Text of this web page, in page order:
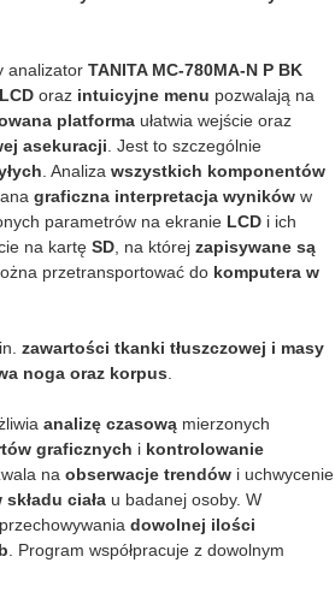
analizator TANITA MC-780MA-N P BK
oraz intuicyjne menu pozwalają na
platforma ułatwia wejście oraz
asekuracji . Jest to szczególnie
. Analiza wszystkich komponentów
graficzna interpretacja wyników w
parametrów na ekranie LCD i ich
na kartę SD , na której zapisywane są
przetransportować do komputera w
zawartości tkanki tłuszczowej i masy
noga oraz korpus
analizę czasową mierzonych
graficznych i kontrolowanie
na obserwacje trendów i uchwycenie
ciała u badanej osoby. W
dowolnej ilości
. Program współpracuje z dowolnym